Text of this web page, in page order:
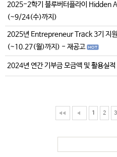
2025-2학기 블루버터플라이 Hidden
(~9/24(수)까지)
2025년 Entrepreneur Track 3기 지원
(~10.27(월)까지) - 재공고
2024년 연간 기부금 모금액 및 활용실적
1 2 3